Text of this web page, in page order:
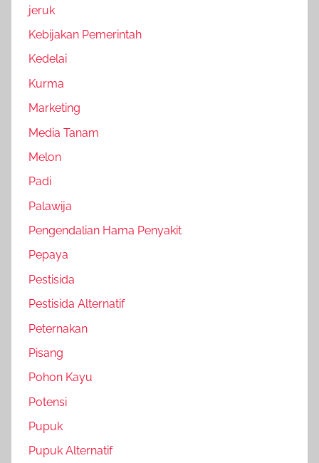
jeruk
Kebijakan Pemerintah
Kedelai
Kurma
Marketing
Media Tanam
Melon
Padi
Palawija
Pengendalian Hama Penyakit
Pepaya
Pestisida
Pestisida Alternatif
Peternakan
Pisang
Pohon Kayu
Potensi
Pupuk
Pupuk Alternatif